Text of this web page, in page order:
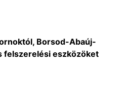
Borsod-Abaúj-
felszerelési eszközöket